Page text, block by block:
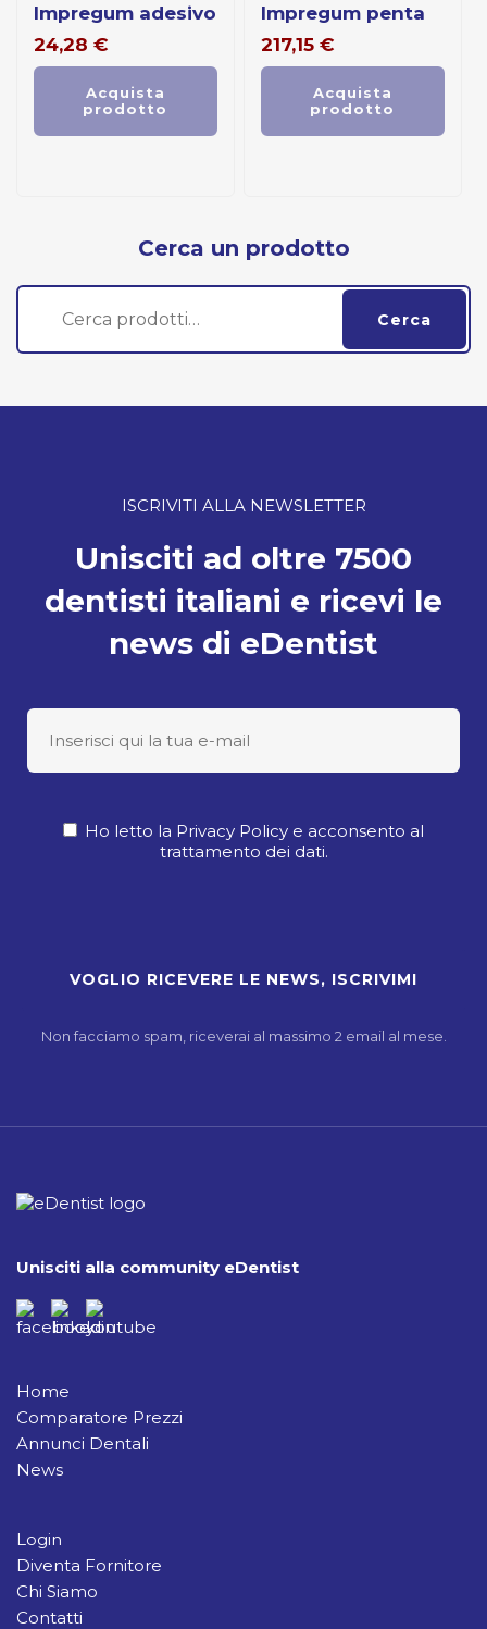
impregum adesivo
24,28 €
Acquista
prodotto
impregum penta
217,15 €
Acquista
prodotto
Cerca un prodotto
Cerca:
Cerca
ISCRIVITI ALLA NEWSLETTER
Unisciti ad oltre 7500
dentisti italiani e ricevi le
news di eDentist
Ho letto la Privacy Policy e acconsento al
trattamento dei dati.
Non facciamo spam, riceverai al massimo 2 email al mese.
Unisciti alla community eDentist
Home
Comparatore Prezzi
Annunci Dentali
News
Login
Diventa Fornitore
Chi Siamo
Contatti